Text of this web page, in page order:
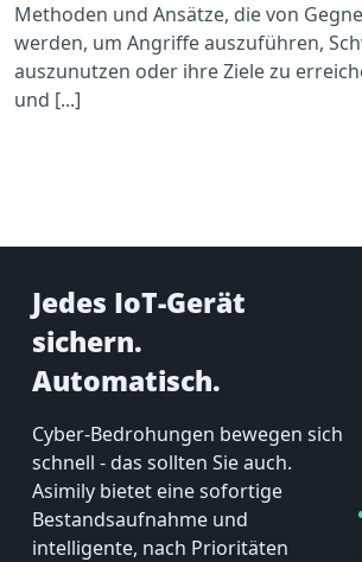
Methoden und Ansätze, die von
werden, um Angriffe auszuführen,
auszunutzen oder ihre Ziele zu
und [...]
Jedes IoT-Gerät
sichern.
Automatisch.
Cyber-Bedrohungen bewegen sich
schnell - das sollten Sie auch.
Asimily bietet eine sofortige
Bestandsaufnahme und
intelligente, nach Prioritäten